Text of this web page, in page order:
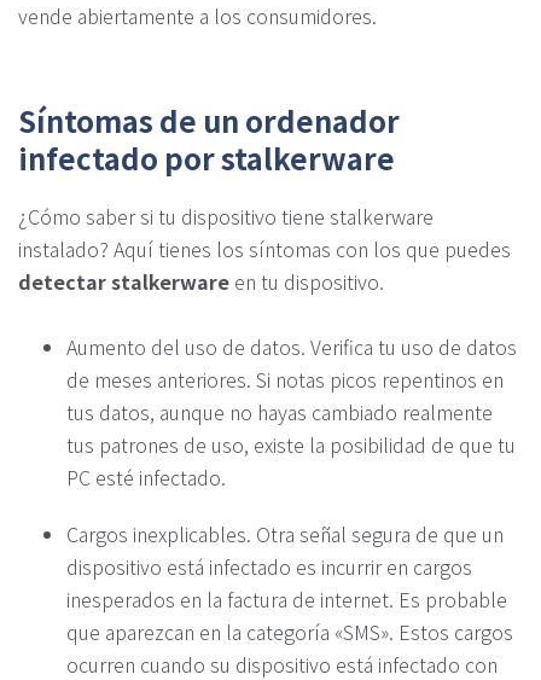
vende abiertamente a los consumidores.
Síntomas de un ordenador
infectado por stalkerware
¿Cómo saber si tu dispositivo tiene stalkerware
instalado? Aquí tienes los síntomas con los que puedes
detectar stalkerware en tu dispositivo.
Aumento del uso de datos. Verifica tu uso de datos
de meses anteriores. Si notas picos repentinos en
tus datos, aunque no hayas cambiado realmente
tus patrones de uso, existe la posibilidad de que tu
PC esté infectado.
Cargos inexplicables. Otra señal segura de que un
dispositivo está infectado es incurrir en cargos
inesperados en la factura de internet. Es probable
que aparezcan en la categoría «SMS». Estos cargos
ocurren cuando su dispositivo está infectado con